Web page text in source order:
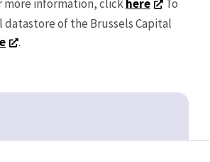
more information, clickhere
To
datastore of the Brussels Capital
.